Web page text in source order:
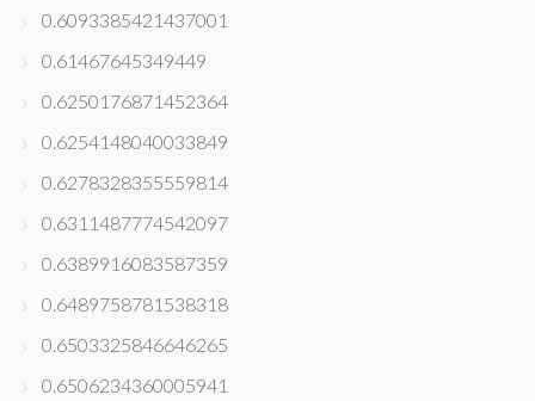
0.6093385421437001
0.61467645349449
0.6250176871452364
0.6254148040033849
0.6278328355559814
0.6311487774542097
0.6389916083587359
0.6489758781538318
0.6503325846646265
0.6506234360005941